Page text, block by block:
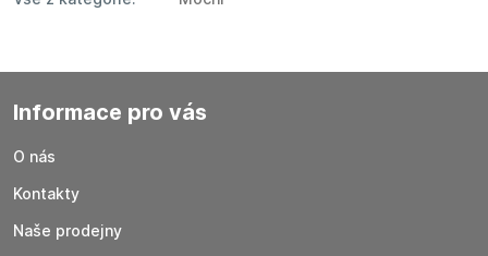
Informace pro vás
O nás
Kontakty
Naše prodejny